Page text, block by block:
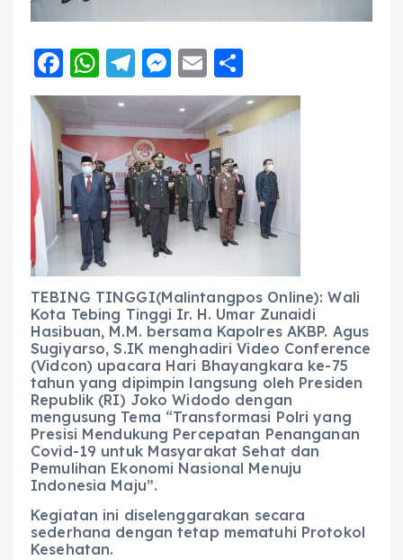
F
a
c
e
b
o
o
k
W
h
a
ts
A
p
p
T
el
e
g
r
a
m
M
e
ss
e
n
g
er
E
m
ai
l
h
a
re
TEBING TINGGI(Malintangpos Online): Wali
Kota Tebing Tinggi Ir. H. Umar Zunaidi
Hasibuan, M.M. bersama Kapolres AKBP. Agus
Sugiyarso, S.IK menghadiri Video Conference
(Vidcon) upacara Hari Bhayangkara ke-75
tahun yang dipimpin langsung oleh Presiden
Republik (RI) Joko Widodo dengan
mengusung Tema “Transformasi Polri yang
Presisi Mendukung Percepatan Penanganan
Covid-19 untuk Masyarakat Sehat dan
Pemulihan Ekonomi Nasional Menuju
Indonesia Maju”.
Kegiatan ini diselenggarakan secara
sederhana dengan tetap mematuhi Protokol
Kesehatan.